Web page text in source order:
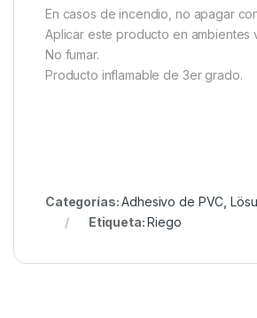
En casos de incendio, no apagar
Aplicar este producto en ambientes
No fumar.
Producto inflamable de 3er grado.
Categorías:Adhesivo de PVC
Etiqueta:Riego